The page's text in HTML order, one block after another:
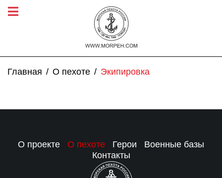
Главная О пехоте Экипировка
О проекте О пехоте Герои
Военные базы
Контакты